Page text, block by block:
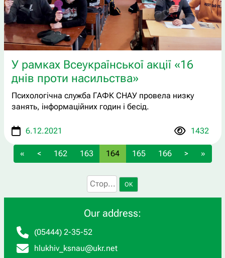
У рамках Всеукраїнської акції «16
днів проти насильства»
Психологічна служба ГАФК СНАУ провела низку
занять, інформаційних годин і бесід.
6.12.2021 1432
« < 162 163 164 165 166 > »
OK
Our address:
(05444) 2-35-52
hlukhiv_ksnau@ukr.net